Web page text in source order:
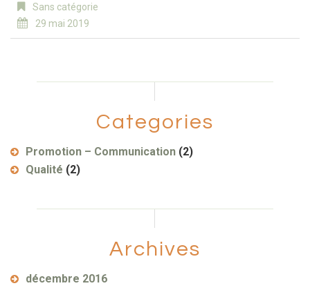
Sans catégorie
29 mai 2019
Categories
Promotion – Communication (2)
Qualité (2)
Archives
décembre 2016